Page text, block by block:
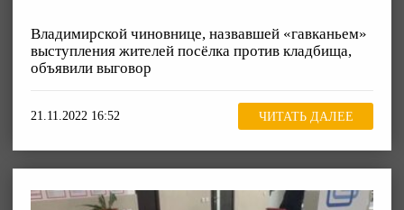
Владимирской чиновнице, назвавшей «гавканьем»
выступления жителей посёлка против кладбища,
объявили выговор
21.11.2022 16:52 ЧИТАТЬ ДАЛЕЕ